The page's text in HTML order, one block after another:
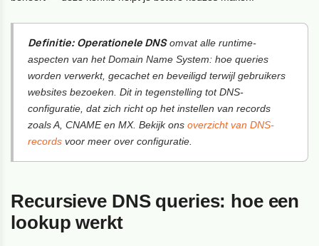
Definitie: Operationele DNSomvat alle runtime-
aspecten van het Domain Name System: hoe queries
worden verwerkt, gecachet en beveiligd terwijl gebruikers
websites bezoeken. Dit in tegenstelling tot DNS-
configuratie, dat zich richt op het instellen van records
zoals A, CNAME en MX. Bekijk onsoverzicht van DNS-
records voor meer over configuratie.
Recursieve DNS queries: hoe een
lookup werkt